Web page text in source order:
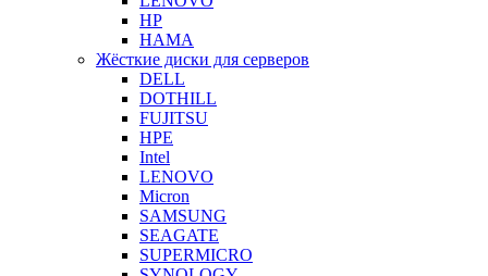
HP
HAMA
Жёсткие диски для серверов
DELL
DOTHILL
FUJITSU
HPE
Intel
LENOVO
Micron
SAMSUNG
SEAGATE
SUPERMICRO